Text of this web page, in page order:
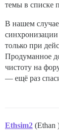
темы в списке
В нашем
только при
Продуманное
чистоту на
— ещё раз
Ethsim2 (Ethan